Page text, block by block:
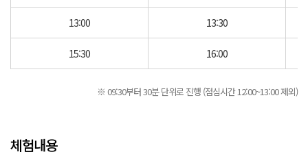
13:00 13:30
15:30 16:00
※ 09:30부터 30분 단위로 진행 (점심시간 12:00~13:00 제외)
체험내용